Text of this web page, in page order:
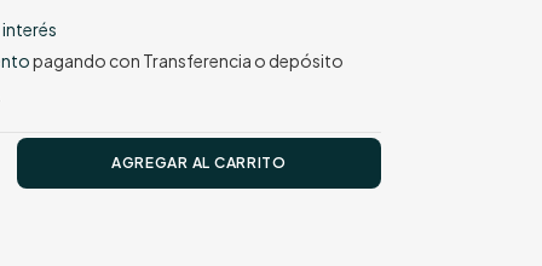
interés
pagando con Transferencia o depósito